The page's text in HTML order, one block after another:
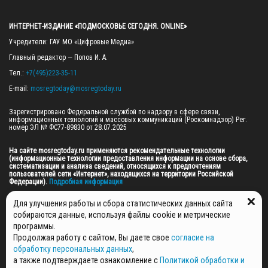
ИНТЕРНЕТ-ИЗДАНИЕ «ПОДМОСКОВЬЕ СЕГОДНЯ. ONLINE»
Учредители: ГАУ МО «Цифровые Медиа»
Главный редактор — Попов И. А.
Тел.: +7(495)223-35-11
E-mail: mosregtoday@mosregtoday.ru
Зарегистрировано Федеральной службой по надзору в сфере связи,
информационных технологий и массовых коммуникаций (Роскомнадзор) Рег.
номер ЭЛ № ФС77-89830 от 28.07.2025
На сайте mosregtoday.ru применяются рекомендательные технологии
(информационные технологии предоставления информации на основе сбора,
систематизации и анализа сведений, относящихся к предпочтениям
пользователей сети «Интернет», находящихся на территории Российской
Федерации). Подробная информация
© 2026 ПРАВА НА ВСЕ МАТЕРИАЛЫ САЙТА ПРИНАДЛЕЖАТ ГАУ МО "ЦИФРОВЫЕ
МЕДИА" (ОГРН: 1255000059467).
ПОЛИТИКА ОБРАБОТКИ И ЗАЩИТЫ ПЕРСОНАЛЬНЫХ ДАННЫХ
НОВОСТИ
Для улучшения работы и сбора статистических данных сайта
собираются данные, используя файлы cookie и метрические
программы.
Продолжая работу с сайтом, Вы даете свое согласие на
обработку персональных данных,
а также подтверждаете ознакомление с Политикой обработки и